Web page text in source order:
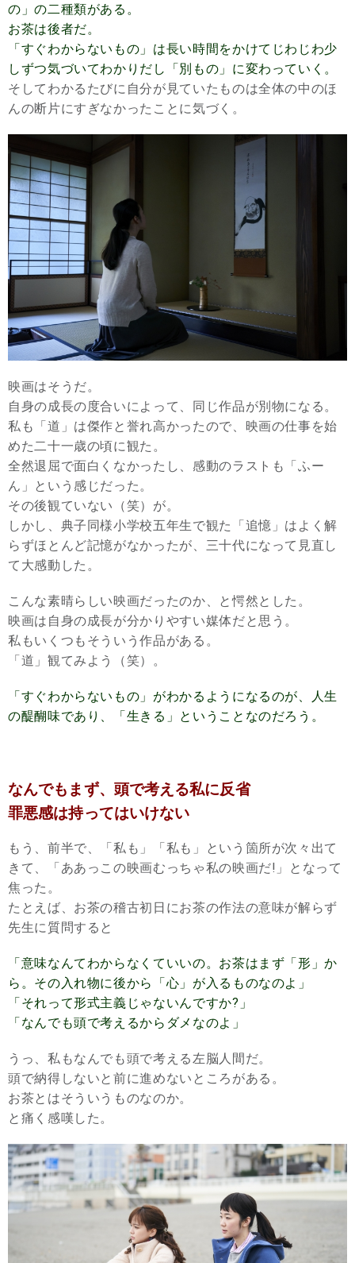
の」の二種類がある。
お茶は後者だ。
「すぐわからないもの」は長い時間をかけてじわじわ少
しずつ気づいてわかりだし「別もの」に変わっていく。
そしてわかるたびに自分が見ていたものは全体の中のほ
んの断片にすぎなかったことに気づく。
映画はそうだ。
自身の成長の度合いによって、同じ作品が別物になる。
私も「道」は傑作と誉れ高かったので、映画の仕事を始
めた二十一歳の頃に観た。
全然退屈で面白くなかったし、感動のラストも「ふー
ん」という感じだった。
その後観ていない（笑）が。
しかし、典子同様小学校五年生で観た「追憶」はよく解
らずほとんど記憶がなかったが、三十代になって見直し
て大感動した。
こんな素晴らしい映画だったのか、と愕然とした。
映画は自身の成長が分かりやすい媒体だと思う。
私もいくつもそういう作品がある。
「道」観てみよう（笑）。
「すぐわからないもの」がわかるようになるのが、人生
の醍醐味であり、「生きる」ということなのだろう。
なんでもまず、頭で考える私に反省
罪悪感は持ってはいけない
もう、前半で、「私も」「私も」という箇所が次々出て
きて、「ああっこの映画むっちゃ私の映画だ!」となって
焦った。
たとえば、お茶の稽古初日にお茶の作法の意味が解らず
先生に質問すると
「意味なんてわからなくていいの。お茶はまず「形」か
ら。その入れ物に後から「心」が入るものなのよ」
「それって形式主義じゃないんですか?」
「なんでも頭で考えるからダメなのよ」
うっ、私もなんでも頭で考える左脳人間だ。
頭で納得しないと前に進めないところがある。
お茶とはそういうものなのか。
と痛く感嘆した。